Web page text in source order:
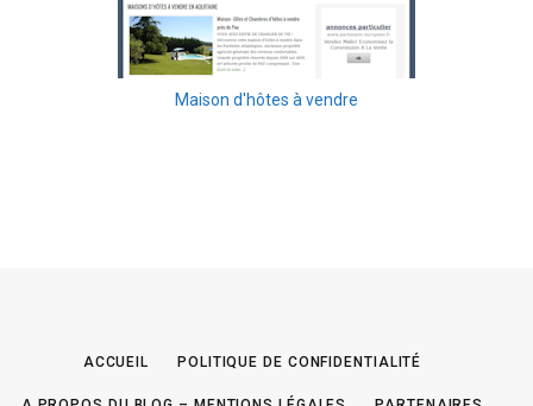
Maison d'hôtes à vendre
ACCUEIL POLITIQUE DE CONFIDENTIALITÉ